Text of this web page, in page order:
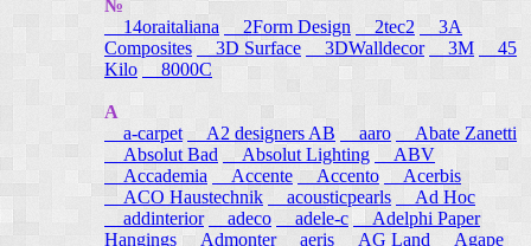
№
14oraitaliana
2Form Design 2tec2
3A
Composites
3D Surface 3DWalldecor 3M
45
Kilo
8000C
A
a-carpet
A2 designers AB aaro
Abate Zanetti
Absolut Bad
Absolut Lighting
ABV
Accademia
Accente Accento
Acerbis
ACO Haustechnik
acousticpearls
Ad Hoc
addinterior
adeco adele-c
Adelphi Paper
Hangings Admonter aeris AG Land Agape